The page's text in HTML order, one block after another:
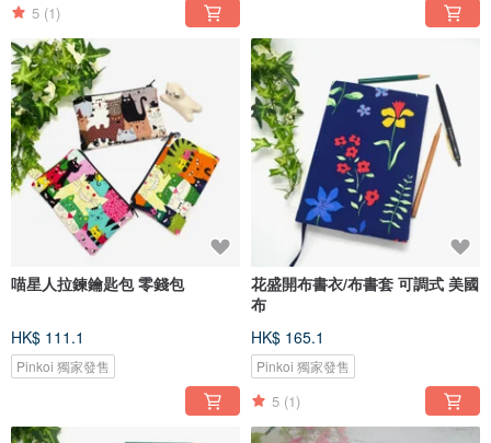
5 (1)
喵星人拉鍊鑰匙包 零錢包
HK$ 111.1
Pinkoi 獨家發售
花盛開布書衣/布書套 可調式 美國
布
HK$ 165.1
Pinkoi 獨家發售
5 (1)